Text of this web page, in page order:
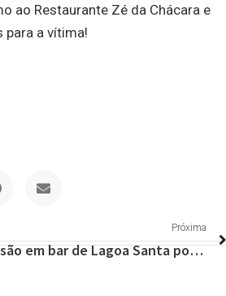
ao Restaurante Zé da Chácara e
para a vítima!
Próxima
Confusão em bar de Lagoa Santa pode ter motivado assassinato de mulher